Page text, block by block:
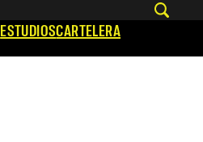
ESTUDIOSCARTELERA